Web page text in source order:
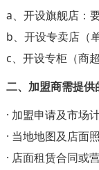
a、开设旗舰店：
b、开设专卖店（
c、开设专柜（商
二、加盟商需提供
· 加盟申请及市场计
· 当地地图及店面照
· 店面租赁合同或